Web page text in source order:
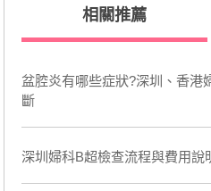
相關推薦
盆腔炎有哪些症狀?深圳、香港
斷
深圳婦科B超檢查流程與費用說